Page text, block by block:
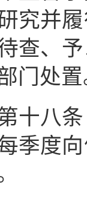
究并
查、
门处
八条
季度